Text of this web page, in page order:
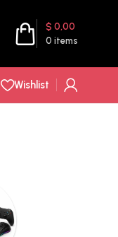
0 items
$ 0,00
Wishlist